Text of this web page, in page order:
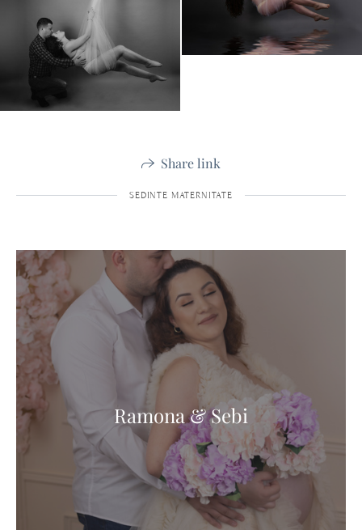
Share link
SEDINTE MATERNITATE
Ramona & Sebi